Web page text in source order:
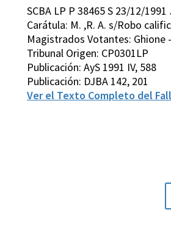
SCBA LP P 38465 S 23/12/1991
Carátula: M. ,R. A. s/Robo
Magistrados Votantes: Ghione
Tribunal Origen: CP0301LP
Publicación: AyS 1991 IV, 588
Publicación: DJBA 142, 201
Ver el Texto Completo del